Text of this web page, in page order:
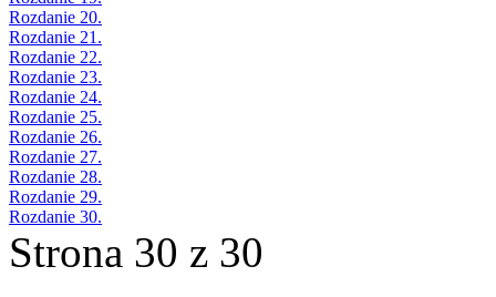
Rozdanie 20.
Rozdanie 21.
Rozdanie 22.
Rozdanie 23.
Rozdanie 24.
Rozdanie 25.
Rozdanie 26.
Rozdanie 27.
Rozdanie 28.
Rozdanie 29.
Rozdanie 30.
Strona 30 z 30